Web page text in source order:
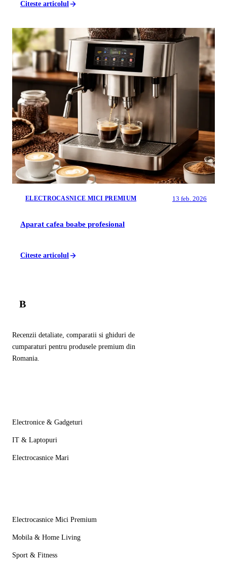
Citeste articolul
ELECTROCASNICE MICI PREMIUM 13 feb. 2026
Aparat cafea boabe profesional
Citeste articolul
B
Recenzii detaliate, comparatii si ghiduri de
cumparaturi pentru produsele premium din
Romania.
Electronice & Gadgeturi
IT & Laptopuri
Electrocasnice Mari
Electrocasnice Mici Premium
Mobila & Home Living
Sport & Fitness